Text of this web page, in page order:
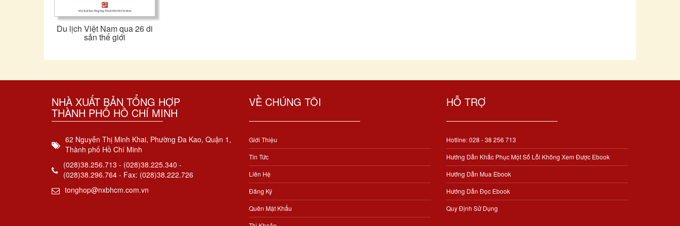
Du lịch Việt Nam qua 26 di
sản thế giới
NHÀ XUẤT BẢN TỔNG HỢP
THÀNH PHỐ HỒ CHÍ MINH
62 Nguyễn Thị Minh Khai, Phường Đa Kao, Quận 1,
Thành phố Hồ Chí Minh
(028)38.256.713 - (028)38.225.340 -
(028)38.296.764 - Fax: (028)38.222.726
tonghop@nxbhcm.com.vn
VỀ CHÚNG TÔI
Giới Thiệu
Tin Tức
Liên Hệ
Đăng Ký
Quên Mật Khẩu
HỖ TRỢ
Hotline: 028 - 38 256 713
Hướng Dẫn Khắc Phục Một Số Lỗi Không Xem Được Ebook
Hướng Dẫn Mua Ebook
Hướng Dẫn Đọc Ebook
Quy Định Sử Dụng